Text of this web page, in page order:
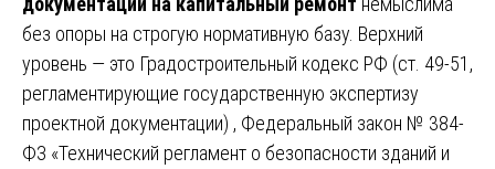
без опоры на строгую нормативную базу. Верхний
уровень — это Градостроительный кодекс РФ (ст. 49-51,
регламентирующие государственную экспертизу
проектной документации) , Федеральный закон № 384-
ФЗ «Технический регламент о безопасности зданий и